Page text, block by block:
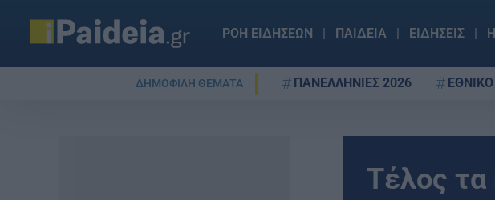
ΡΟΗ ΕΙΔΗΣΕΩΝ ΠΑΙΔΕΙΑ ΕΙΔΗΣΕΙΣ
ΔΗΜΟΦΙΛΗ ΘΕΜΑΤΑ ΠΑΝΕΛΛΗΝΙΕΣ 2026
Τέλος τα